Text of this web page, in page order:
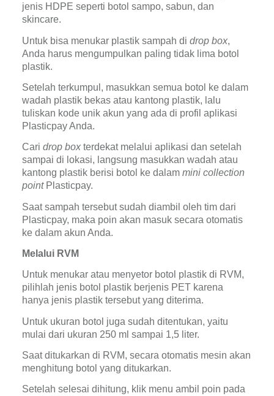
jenis HDPE seperti botol sampo, sabun, dan
skincare.
Untuk bisa menukar plastik sampah di drop box,
Anda harus mengumpulkan paling tidak lima botol
plastik.
Setelah terkumpul, masukkan semua botol ke dalam
wadah plastik bekas atau kantong plastik, lalu
tuliskan kode unik akun yang ada di profil aplikasi
Plasticpay Anda.
Cari drop box terdekat melalui aplikasi dan setelah
sampai di lokasi, langsung masukkan wadah atau
kantong plastik berisi botol ke dalam mini collection
point Plasticpay.
Saat sampah tersebut sudah diambil oleh tim dari
Plasticpay, maka poin akan masuk secara otomatis
ke dalam akun Anda.
Melalui RVM
Untuk menukar atau menyetor botol plastik di RVM,
pilihlah jenis botol plastik berjenis PET karena
hanya jenis plastik tersebut yang diterima.
Untuk ukuran botol juga sudah ditentukan, yaitu
mulai dari ukuran 250 ml sampai 1,5 liter.
Saat ditukarkan di RVM, secara otomatis mesin akan
menghitung botol yang ditukarkan.
Setelah selesai dihitung, klik menu ambil poin pada